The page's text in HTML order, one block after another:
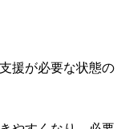
援が必要な状態の